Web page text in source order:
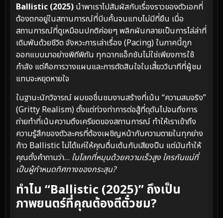
Ballistic (2025) นำพาเราไปสัมผัสกับเรื่องราวของตัวเอกที่
ต้องตกอยู่ในสถานการณ์ที่บีบคั้นจนแทบไม่มีที่ยืน เมื่อ
สถานการณ์ที่ดูเหมือนปกติค่อยๆ พลิกผันกลายเป็นการไล่ล่าที่
เดิมพันด้วยชีวิต จังหวะการเล่าเรื่อง (Pacing) ในภาคนี้ถูก
ออกแบบมาอย่างพิถีพิถัน ทุกฉากแอ็กชันไม่ใช่เพียงการใช้
กำลัง แต่คือการวางแผนและการตัดสินใจในเสี้ยววินาทีที่ผู้ชม
แทบจะหยุดหายใจ
ในฐานะนักวิจารณ์ ผมขอชื่นชมงานสร้างที่เน้น “ความสมจริง”
(Gritty Realism) ตั้งแต่ท่วงท่าการต่อสู้ที่ดุดันไปจนถึงการ
ถ่ายทำที่เน้นความตึงเครียดของสถานการณ์ ทำให้เราเข้าถึง
ความรู้สึกของตัวละครที่ต้องเผชิญหน้ากับความตายในทุกย่าง
ก้าว Ballistic ไม่ได้แค่ให้คุณตื่นเต้นกับเสียงปืน แต่มันทำให้
คุณตั้งคำถามว่า… ในโลกที่หมุนด้วยความเร็วสูง ใครกันแน่ที่
เป็นผู้กำหนดทิศทางของกระสุน?
ทำไม “Ballistic (2025)” ถึงเป็น
ภาพยนตร์ที่คุณต้องตีตั๋วชม?